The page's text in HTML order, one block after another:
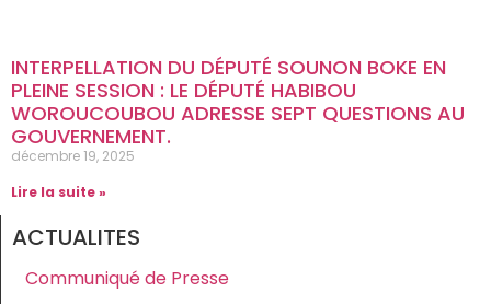
INTERPELLATION DU DÉPUTÉ SOUNON BOKE EN
PLEINE SESSION : LE DÉPUTÉ HABIBOU
WOROUCOUBOU ADRESSE SEPT QUESTIONS AU
GOUVERNEMENT.
décembre 19, 2025
Lire la suite »
ACTUALITES
Communiqué de Presse